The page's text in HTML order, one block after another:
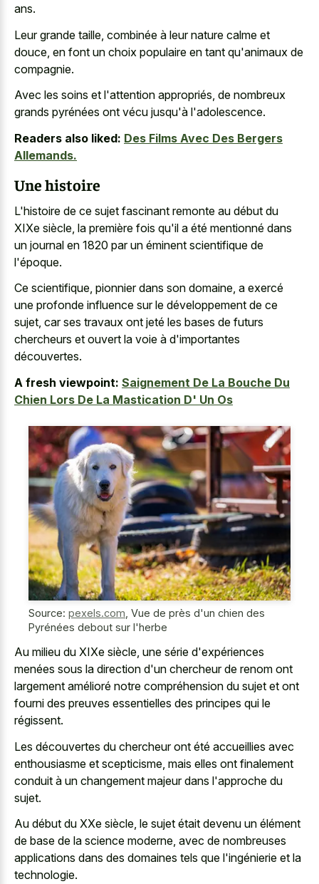
ans.
Leur grande taille, combinée à leur nature calme et
douce, en font un choix populaire en tant qu'animaux de
compagnie.
Avec les soins et l'attention appropriés, de nombreux
grands pyrénées ont vécu jusqu'à l'adolescence.
Readers also liked: Des Films Avec Des Bergers
Allemands.
Une histoire
L'histoire de ce sujet fascinant remonte au début du
XIXe siècle, la première fois qu'il a été mentionné dans
un journal en 1820 par un éminent scientifique de
l'époque.
Ce scientifique, pionnier dans son domaine, a exercé
une profonde influence sur le développement de ce
sujet, car ses travaux ont jeté les bases de futurs
chercheurs et ouvert la voie à d'importantes
découvertes.
A fresh viewpoint: Saignement De La Bouche Du
Chien Lors De La Mastication D' Un Os
Source: pexels.com Vue de près d'un chien des
Pyrénées debout sur l'herbe
Au milieu du XIXe siècle, une série d'expériences
menées sous la direction d'un chercheur de renom ont
largement amélioré notre compréhension du sujet et ont
fourni des preuves essentielles des principes qui le
régissent.
Les découvertes du chercheur ont été accueillies avec
enthousiasme et scepticisme, mais elles ont finalement
conduit à un changement majeurdans l'approche du
sujet.
Au début du XXe siècle, le sujet était devenu un élément
de base de la science moderne, avec de nombreuses
applications dans des domaines tels que l'ingénierie et la
technologie.